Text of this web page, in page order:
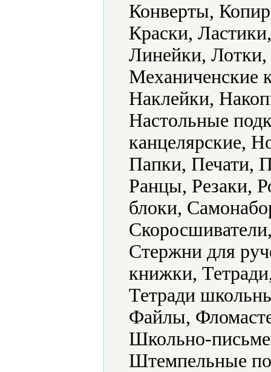
Конверты,
Краски,
Линейки,
Механиченские
Наклейки,
Настольные
канцелярские,
Папки, Печати,
Ранцы, Резаки,
блоки,
Стержни для
книжки,
Тетради
Файлы,
Школьно-
Штемпельные